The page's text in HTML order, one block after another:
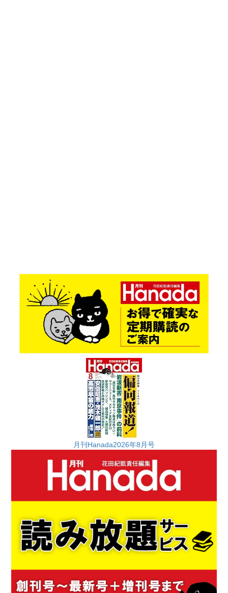
月刊Hanada2026年8月号